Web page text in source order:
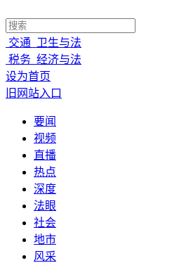
交通 卫生与法
税务 经济与法
设为首页
旧网站入口
要闻
视频
直播
热点
深度
法眼
社会
地市
风采